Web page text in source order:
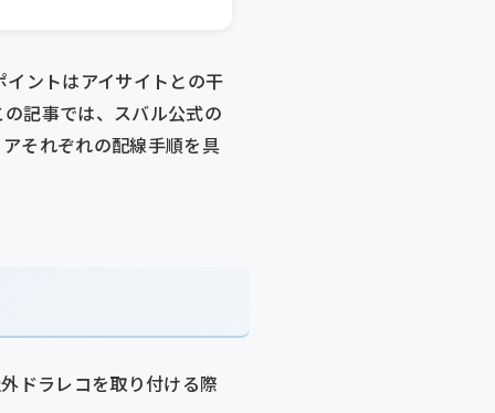
ントはアイサイトとの干
記事では、スバル公式の
それぞれの配線手順を具
ドラレコを取り付ける際